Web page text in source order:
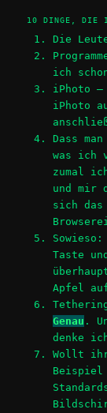
10 DINGE, DIE
Die
ich
iPhoto –
iPhoto
Dass
was ich
zumal
und mir
sich
Taste
Apfel
Genau .
denke
Wollt
Beispiel